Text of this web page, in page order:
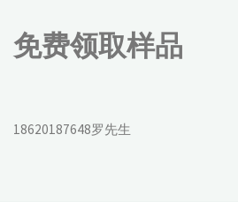
免费领取样品
18620187648罗先生